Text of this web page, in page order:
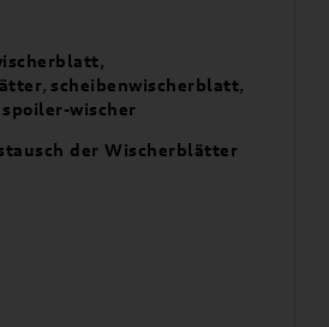
,
, scheibenwischerblatt,
spoiler-wischer
der Wischerblätter